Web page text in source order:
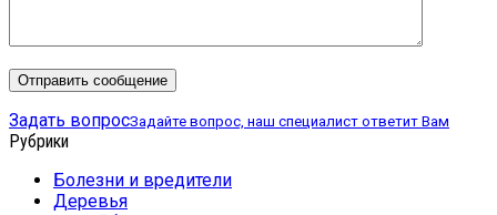
Задать вопросЗадайте вопрос, наш специалист ответит Вам
Рубрики
Болезни и вредители
Деревья